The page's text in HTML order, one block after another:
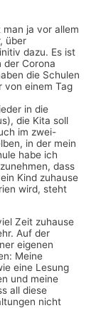
ja vor allem
über
dazu. Es ist
der Corona
die Schulen
von einem Tag
in die
die Kita soll
im zwei-
in der mein
habe ich
dass
Kind zuhause
wird, steht
Zeit zuhause
Auf der
eigenen
Meine
eine Lesung
und meine
all diese
nicht